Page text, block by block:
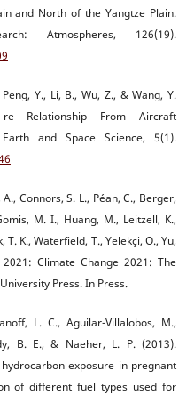
and North of the Yangtze Plain.
Atmospheres, 126(19).
Y., Li, B., Wu, Z., & Wang, Y.
Relationship From Aircraft
and Space Science, 5(1).
Connors, S. L., Péan, C., Berger,
M. I., Huang, M., Leitzell, K.,
T. K., Waterfield, T., Yelekçi, O., Yu,
Climate Change 2021: The
Press. In Press.
L. C., Aguilar-Villalobos, M.,
B. E., & Naeher, L. P. (2013).
exposure in pregnant
of different fuel types used for